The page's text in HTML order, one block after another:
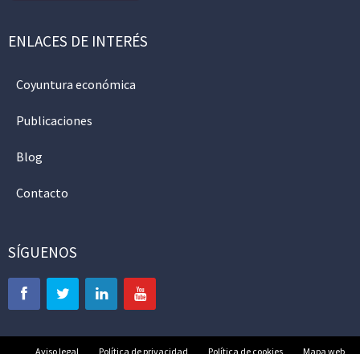
ENLACES DE INTERÉS
Coyuntura económica
Publicaciones
Blog
Contacto
SÍGUENOS
Aviso legal Política de privacidad Política de cookies Mapa web